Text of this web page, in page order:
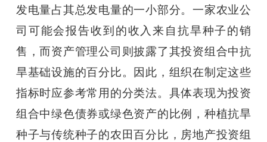
发电量占其总发电量的一小部分。一家农业公
司可能会报告收到的收入来自抗旱种子的销
售，而资产管理公司则披露了其投资组合中抗
旱基础设施的百分比。因此，组织在制定这些
指标时应参考常用的分类法。具体表现为投资
组合中绿色债券或绿色资产的比例，种植抗旱
种子与传统种子的农田百分比，房地产投资组